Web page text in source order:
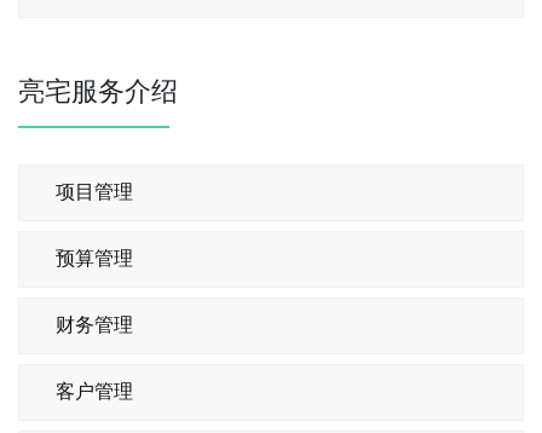
亮宅服务介绍
项目管理
预算管理
财务管理
客户管理